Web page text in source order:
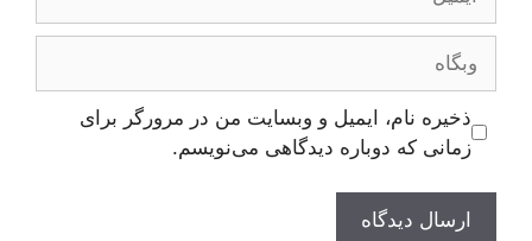
وبگاه
ذخیره نام، ایمیل و وبسایت من در مرورگر برای
زمانی که دوباره دیدگاهی می‌نویسم.